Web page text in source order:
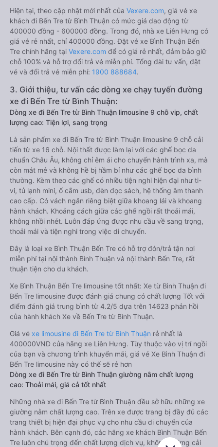
Hiện tại, theo cập nhật mới nhất của Vexere.com, giá vé xe
khách đi Bến Tre từ Bình Thuận có mức giá dao động từ
400000 đồng - 600000 đồng. Trong đó, nhà xe Liên Hưng có
giá vé rẻ nhất, chỉ 400000 đồng. Đặt vé xe Bình Thuận Bến
Tre chính hãng tại Vexere.com để có giá rẻ nhất, đảm bảo giữ
chỗ 100% và hỗ trợ đổi trả vé miễn phí. Tổng đài tư vấn, đặt
vé và đổi trả vé miễn phí: 1900 888684.
3. Giới thiệu, tư vấn các dòng xe chạy tuyến đường
xe đi Bến Tre từ Bình Thuận:
Dòng xe đi Bến Tre từ Bình Thuận limousine 9 chỗ vip, chất
lượng cao: Tiện lợi, sang trọng
Là sản phẩm xe đi Bến Tre từ Bình Thuận limousine 9 chỗ cải
tiến từ xe 16 chỗ. Nội thất được làm lại với các ghế bọc da
chuẩn Châu Âu, không chỉ êm ái cho chuyến hành trình xa, mà
còn mát mẻ và không hề bị hầm bí như các ghế bọc da bình
thường. Kèm theo các ghế có nhiều tiện nghi hiện đại như ti-
vi, tủ lạnh mini, ổ cắm usb, đèn đọc sách, hệ thống âm thanh
cao cấp. Có vách ngăn riêng biệt giữa khoang lái và khoang
hành khách. Khoảng cách giữa các ghế ngồi rất thoải mái,
không nhồi nhét. Luôn đáp ứng được nhu cầu về sang trọng,
thoải mái và tiện nghi trong việc di chuyển.
Đây là loại xe Bình Thuận Bến Tre có hỗ trợ đón/trả tận nơi
miễn phí tại nội thành Bình Thuận và nội thành Bến Tre, rất
thuận tiện cho du khách.
Xe Bình Thuận Bến Tre limousine tốt nhất: Xe từ Bình Thuận đi
Bến Tre limousine được đánh giá chung có chất lượng Tốt với
điểm đánh giá trung bình từ 4.2/5 dựa trên 14623 phản hồi
của hành khách Xe về Bến Tre từ Bình Thuận.
Giá vé xe limousine đi Bến Tre từ Bình Thuận rẻ nhất là
400000VND của hãng xe Liên Hưng. Tùy thuộc vào vị trí ngồi
của bạn và chương trình khuyến mãi, giá vé Xe Bình Thuận đi
Bến Tre limousine này có thể sẽ rẻ hơn
Dòng xe đi Bến Tre từ Bình Thuận giường nằm chất lượng
cao: Thoải mái, giá cả tốt nhất
Những nhà xe đi Bến Tre từ Bình Thuận đều sở hữu những xe
giường nằm chất lượng cao. Trên xe được trang bị đầy đủ các
trang thiết bị hiện đại phục vụ cho nhu cầu di chuyển của
hành khách. Bên cạnh đó, các hãng xe khách Bình Thuận Bến
Tre luôn chú trọng đến chất lượng dịch vụ, không ngừng cải